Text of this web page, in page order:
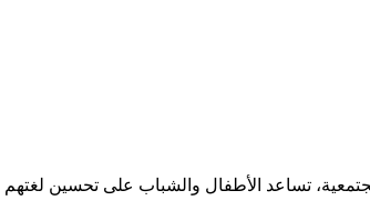
تساعد الأطفال والشباب على تحسين لغتهم